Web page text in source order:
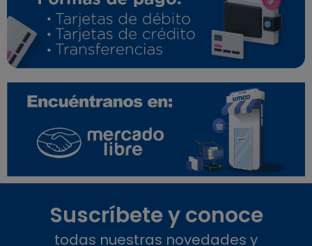
Suscríbete y conoce
todas nuestras novedades y